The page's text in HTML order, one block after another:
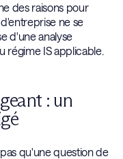
des raisons pour
ne se
d'une analyse
régime IS applicable.
: un
qu'une question de